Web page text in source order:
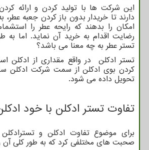
این شرکت ها با تولید کردن و ارائه
دارند تا خریدار بدون باز کردن جعبه
امکان را بدهند که رایحه عطر را
رضایت اقدام به خرید آن نماید. اما به
تستر عطر به چه معنا می باشد؟
تستر ادکلن در واقع مقداری از ادکلن
کردن بوی ادکلن از سمت شرکت ادکلن
تحویل داده می شود.
تفاوت تستر ادکلن با خود
برای موضوع تفاوت ادکلن و
صحبت های مختلفی کرد که به طور کلی آن